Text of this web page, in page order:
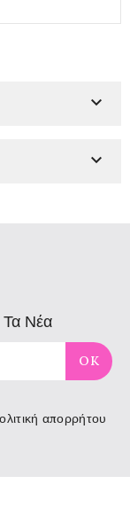


Τα Νέα
απορρήτου